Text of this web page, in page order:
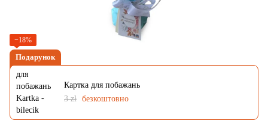
−18%
Подарунок
Картка для побажань
3 zł безкоштовно